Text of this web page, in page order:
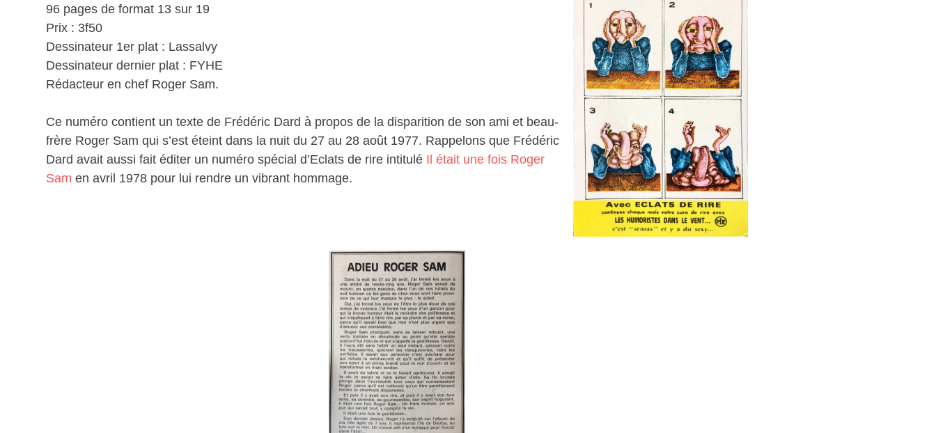
96 pages de format 13 sur 19
Prix : 3f50
Dessinateur 1er plat : Lassalvy
Dessinateur dernier plat : FYHE
Rédacteur en chef Roger Sam.
Ce numéro contient un texte de Frédéric Dard à propos de la disparition de son ami et beau-
frère Roger Sam qui s’est éteint dans la nuit du 27 au 28 août 1977. Rappelons que Frédéric
Dard avait aussi fait éditer un numéro spécial d’Eclats de rire intitulé Il était une fois Roger
Sam en avril 1978 pour lui rendre un vibrant hommage.